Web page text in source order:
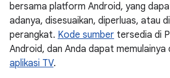
bersama platform Android, yang
adanya, disesuaikan, diperluas, atau
perangkat. Kode sumber tersedia di
Android, dan Anda dapat memulainya
aplikasi TV.